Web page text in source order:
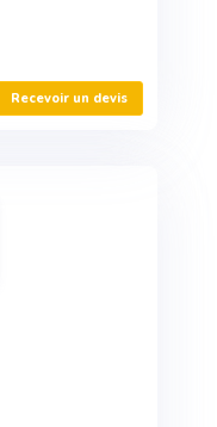
Recevoir un devis